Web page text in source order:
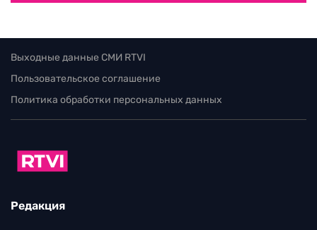
Выходные данные СМИ RTVI
Пользовательское соглашение
Политика обработки персональных данных
Редакция